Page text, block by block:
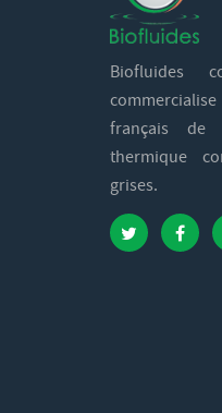
Biofluides
commercialise
français de
thermique
grises.